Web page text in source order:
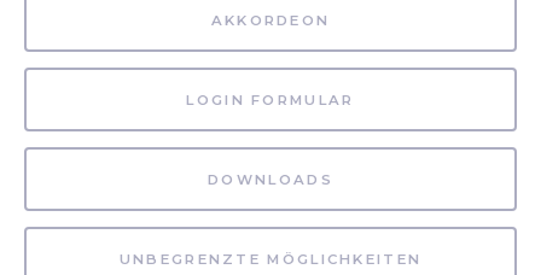
AKKORDEON
LOGIN FORMULAR
DOWNLOADS
UNBEGRENZTE MÖGLICHKEITEN